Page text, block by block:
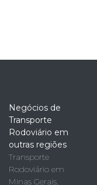
Negócios de
Transporte
Rodoviário em
outras regiões
Transporte
Rodoviário em
Minas Gerais,